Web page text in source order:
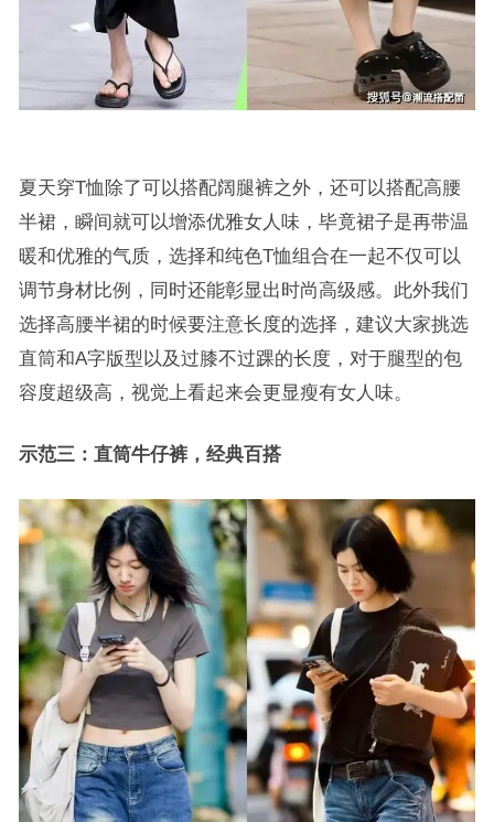
夏天穿T恤除了可以搭配阔腿裤之外，还可以搭配高腰
半裙，瞬间就可以增添优雅女人味，毕竟裙子是再带温
暖和优雅的气质，选择和纯色T恤组合在一起不仅可以
调节身材比例，同时还能彰显出时尚高级感。此外我们
选择高腰半裙的时候要注意长度的选择，建议大家挑选
直筒和A字版型以及过膝不过踝的长度，对于腿型的包
容度超级高，视觉上看起来会更显瘦有女人味。
示范三：直筒牛仔裤，经典百搭